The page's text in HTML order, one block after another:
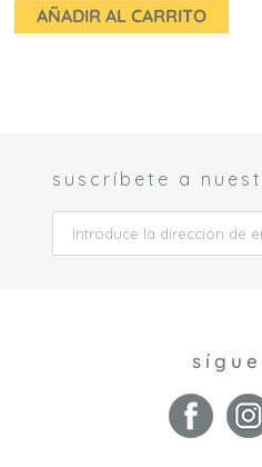
AÑADIR AL CARRITO
suscríbete a